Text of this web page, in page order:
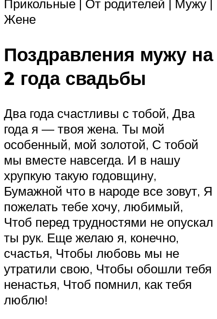
Прикольные | От родителей | Мужу |
Жене
Поздравления мужу на
2 года свадьбы
Два года счастливы с тобой, Два
года я — твоя жена. Ты мой
особенный, мой золотой, С тобой
мы вместе навсегда. И в нашу
хрупкую такую годовщину,
Бумажной что в народе все зовут, Я
пожелать тебе хочу, любимый,
Чтоб перед трудностями не опускал
ты рук. Еще желаю я, конечно,
счастья, Чтобы любовь мы не
утратили свою, Чтобы обошли тебя
ненастья, Чтоб помнил, как тебя
люблю!